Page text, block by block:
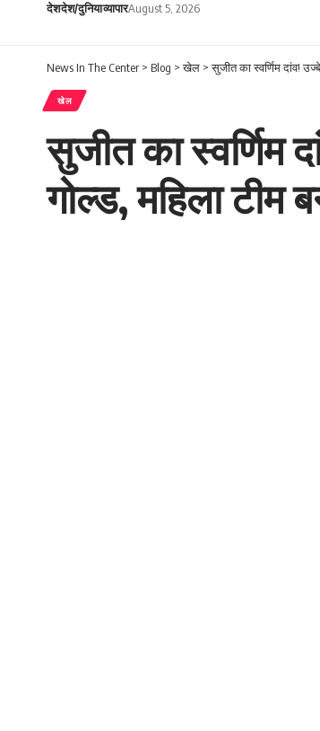
देशदेश/दुनियाव्यापारAugust 5, 2026
News In The Center > Blog >खेल >सुजीत का स्वर्णिम दांव!
खेल
सुजीत का स्वर्णिम
गोल्ड, महिला टीम